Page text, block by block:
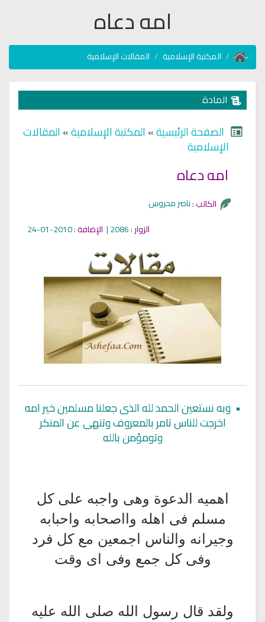
امه دعاه
المكتبة الإسلامية المقالات الإسلامية
المادة
الصفحة الرئيسية»المكتبة الإسلامية»المقالات
الإسلامية
الكاتب :
الزوار: 2086 | الإضافة: 2010-01-24
• وبه نستعين الحمد لله الذى جعلنا مسلمين خير امه
اخرجت للناس تامر بالمعروف وتنهى عن المنكر
وتومؤمن بالله
اهميه الدعوة وهى واجبه على كل
مسلم فى اهله وااصحابه واحبابه
وجيرانه والناس اجمعين مع كل فرد
وفى كل جمع وفى اى وقت
ولقد قال رسول الله صلى الله عليه